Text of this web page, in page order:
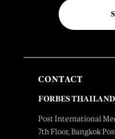
CONTACT
FORBES THAILAND
Post International
7th Floor, Bangkok